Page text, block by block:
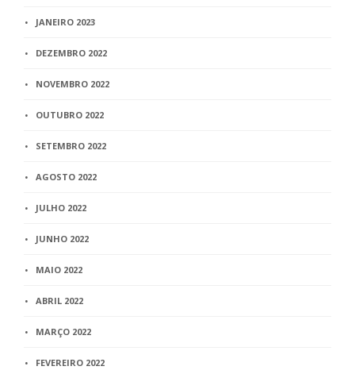
JANEIRO 2023
DEZEMBRO 2022
NOVEMBRO 2022
OUTUBRO 2022
SETEMBRO 2022
AGOSTO 2022
JULHO 2022
JUNHO 2022
MAIO 2022
ABRIL 2022
MARÇO 2022
FEVEREIRO 2022